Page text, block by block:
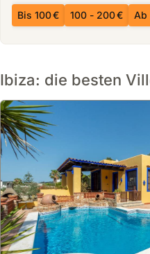
Bis 100 € 100 - 200 € Ab
Ibiza: die besten